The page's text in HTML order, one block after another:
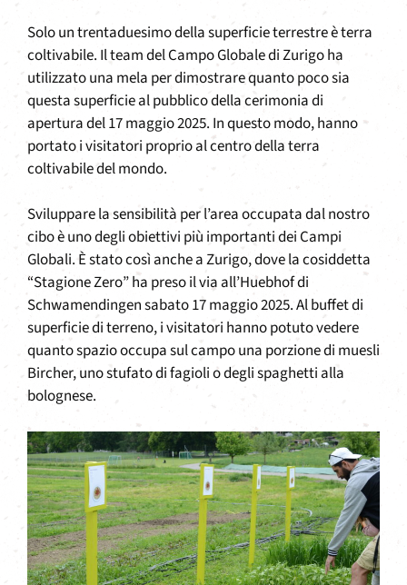
Solo un trentaduesimo della superficie terrestre è terra
coltivabile. Il team del Campo Globale di Zurigo ha
utilizzato una mela per dimostrare quanto poco sia
questa superficie al pubblico della cerimonia di
apertura del 17 maggio 2025. In questo modo, hanno
portato i visitatori proprio al centro della terra
coltivabile del mondo.
Sviluppare la sensibilità per l’area occupata dal nostro
cibo è uno degli obiettivi più importanti dei Campi
Globali. È stato così anche a Zurigo, dove la cosiddetta
“Stagione Zero” ha preso il via all’Huebhof di
Schwamendingen sabato 17 maggio 2025. Al buffet di
superficie di terreno, i visitatori hanno potuto vedere
quanto spazio occupa sul campo una porzione di muesli
Bircher, uno stufato di fagioli o degli spaghetti alla
bolognese.